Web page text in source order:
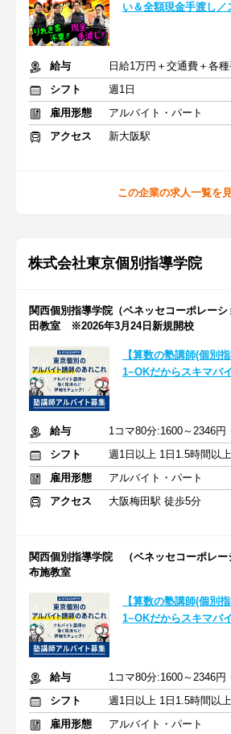
い＆全額現金手渡し
給与
日給1万円＋交通費＋各種
シフト
週1日
雇用形態
アルバイト・パート
アクセス
新大阪駅
この企業の求人一覧を
株式会社東京個別指導学院
関西個別指導学院（ベネッセコーポレー
田教室 ※2026年3月24日新規開校
【算数の塾講師(個別
1~OKだからスキマバ
給与
1コマ80分:1600～2346
シフト
雇用形態
アルバイト・パート
アクセス
大阪梅田駅 徒歩5分
関西個別指導学院 （ベネッセコーポレ
布施教室
【算数の塾講師(個別
1~OKだからスキマバ
給与
1コマ80分:1600～2346
シフト
雇用形態
アルバイト・パート